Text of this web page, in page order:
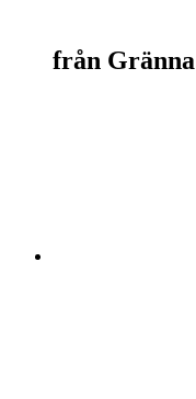
från Gränna